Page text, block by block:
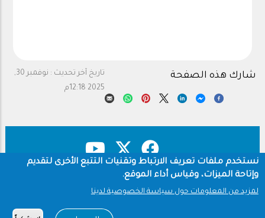
تاريخ آخر تحديث :
نوفمبر 30,
2025 12:18م
شارك هذه الصفحة
Footer
نستخدم ملفات تعريف الارتباط وتقنيات التتبع الأخرى لتقديم
وإتاحة الميزات، وقياس أداء الموقع.
لمزيد من المعلومات حول سياسة الخصوصية لدينا